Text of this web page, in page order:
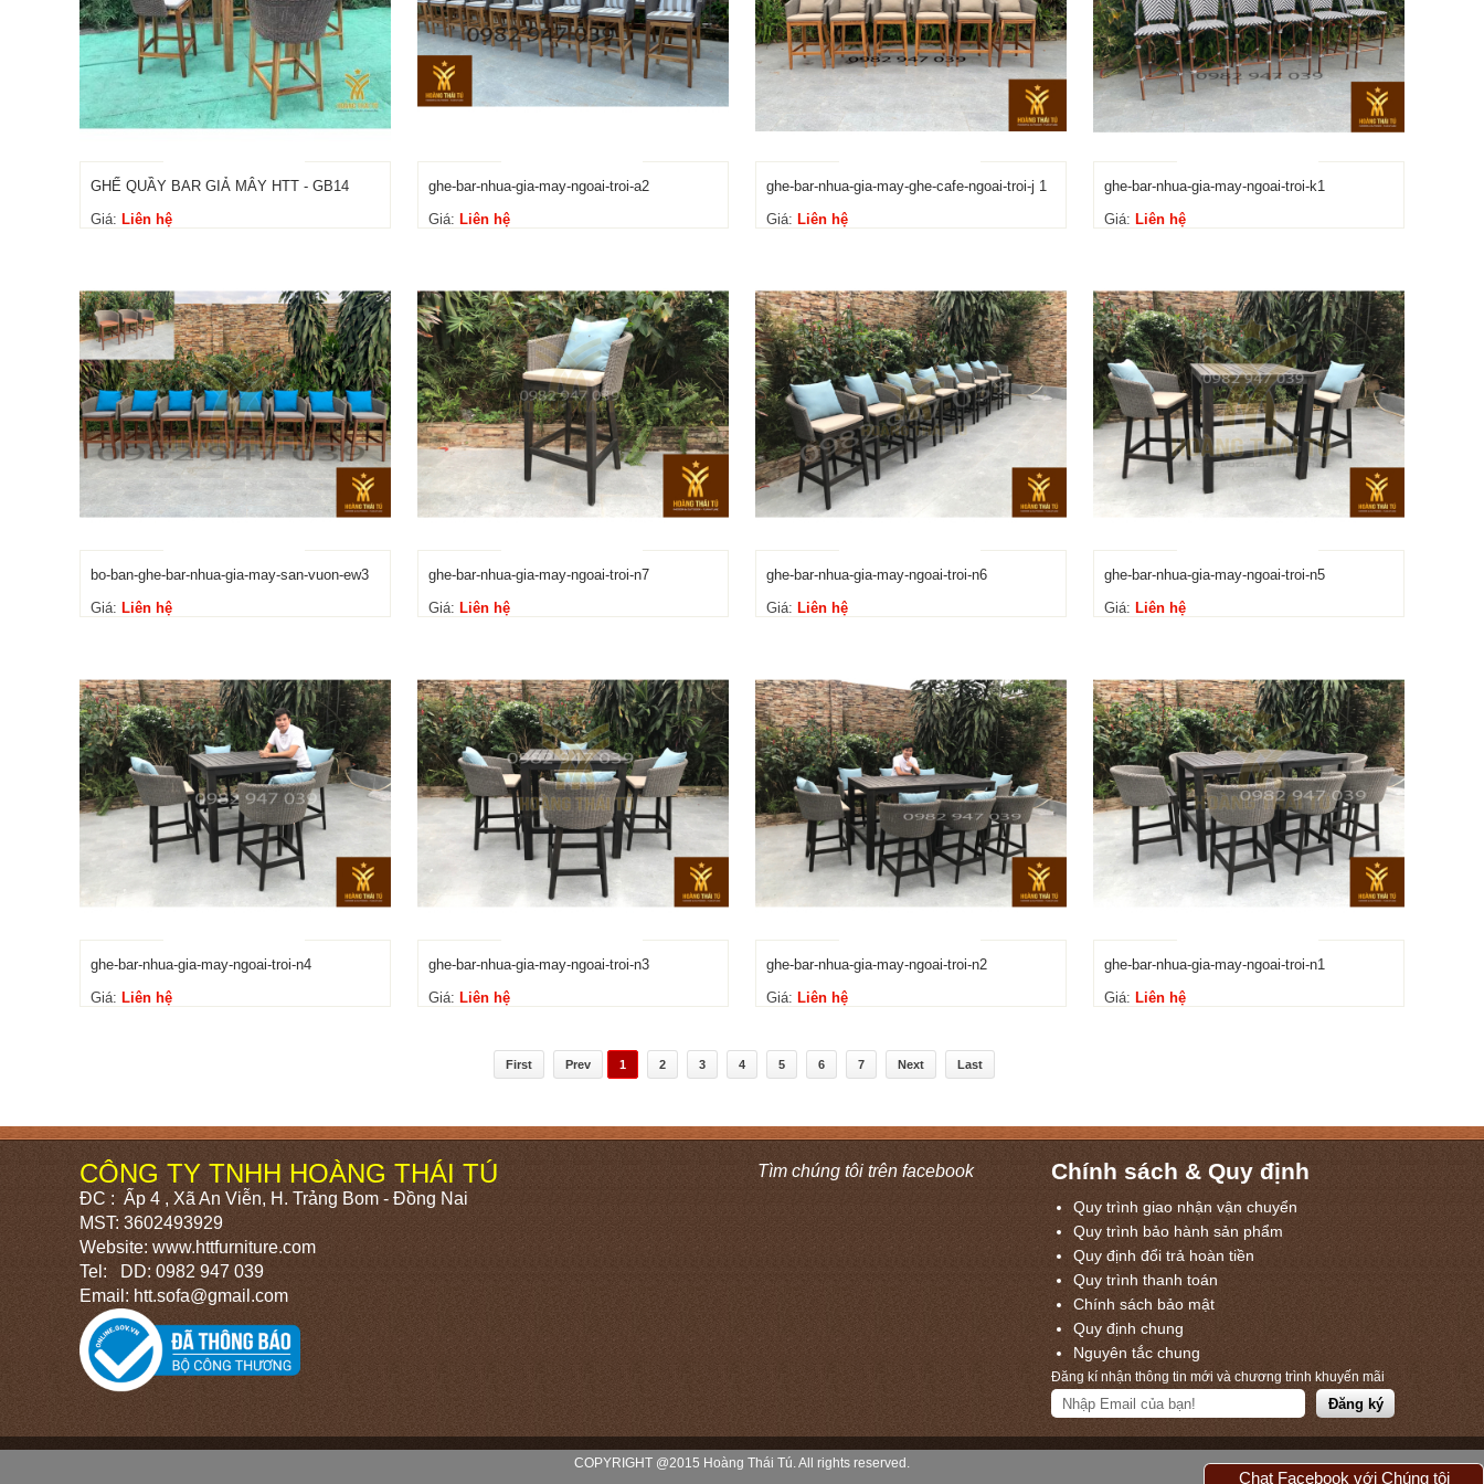
GHẾ QUẦY BAR GIẢ MÂY HTT - GB14
Giá: Liên hệ
ghe-bar-nhua-gia-may-ngoai-troi-a2
Giá: Liên hệ
ghe-bar-nhua-gia-may-ghe-cafe-ngoai-troi-j 1
Giá: Liên hệ
ghe-bar-nhua-gia-may-ngoai-troi-k1
Giá: Liên hệ
bo-ban-ghe-bar-nhua-gia-may-san-vuon-ew3
Giá: Liên hệ
ghe-bar-nhua-gia-may-ngoai-troi-n7
Giá: Liên hệ
ghe-bar-nhua-gia-may-ngoai-troi-n6
Giá: Liên hệ
ghe-bar-nhua-gia-may-ngoai-troi-n5
Giá: Liên hệ
ghe-bar-nhua-gia-may-ngoai-troi-n4
Giá: Liên hệ
ghe-bar-nhua-gia-may-ngoai-troi-n3
Giá: Liên hệ
ghe-bar-nhua-gia-may-ngoai-troi-n2
Giá: Liên hệ
ghe-bar-nhua-gia-may-ngoai-troi-n1
Giá: Liên hệ
First Prev 1 2 3 4 5 6 7 Next Last
CÔNG TY TNHH HOÀNG THÁI TÚ
ĐC : Ấp 4 , Xã An Viễn, H. Trảng Bom - Đồng Nai
MST: 3602493929
Website: www.httfurniture.com
Tel: DD: 0982 947 039
Email: htt.sofa@gmail.com
Tìm chúng tôi trên facebook Chính sách & Quy định
Quy trình giao nhận vận chuyển
Quy trình bảo hành sản phẩm
Quy định đổi trả hoàn tiền
Quy trình thanh toán
Chính sách bảo mật
Quy định chung
Nguyên tắc chung
Đăng kí nhận thông tin mới và chương trình khuyến mãi
COPYRIGHT @2015 Hoàng Thái Tú. All rights reserved.
Chat Facebook với Chúng tôi